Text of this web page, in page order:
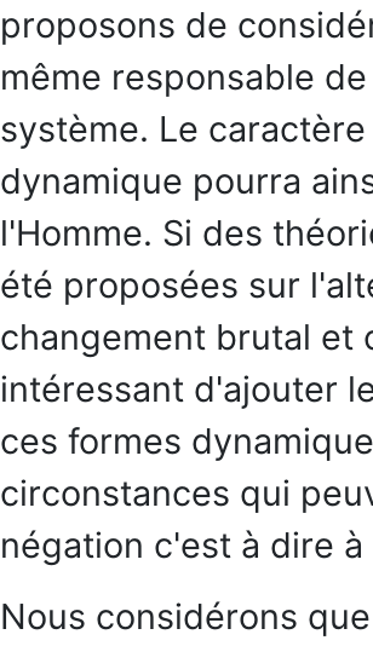
proposons de
même responsable
système. Le
dynamique pourra
l'Homme. Si des
été proposées sur
changement brutal et
intéressant d'ajouter
ces formes
circonstances qui
négation c'est à dire
Nous considérons